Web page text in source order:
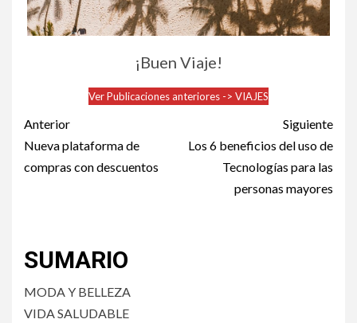
¡Buen Viaje!
Ver Publicaciones anteriores -> VIAJES
Post
navigation
Anterior
Nueva plataforma de
compras con descuentos
Siguiente
Los 6 beneficios del uso de
Tecnologías para las
personas mayores
SUMARIO
MODA Y BELLEZA
VIDA SALUDABLE